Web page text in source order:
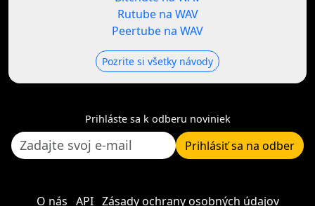
Rutube na WAV
Peertube na WAV
Pozrite si všetky návody
Prihláste sa k odberu noviniek
Prihlásiť sa na odber
O nás API Zásady ochrany osobných údajov